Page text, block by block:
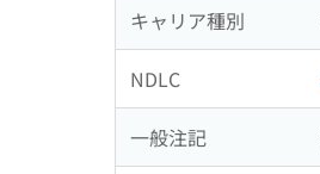
キャリア種別
NDLC
一般注記